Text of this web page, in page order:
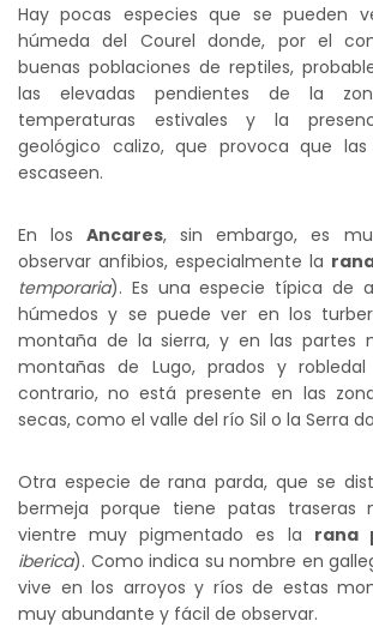
Hay pocas especies que se pueden
húmeda del Courel donde, por el
buenas poblaciones de reptiles,
las elevadas pendientes de la
temperaturas estivales y la
geológico calizo, que provoca que las
escaseen.
En los Ancares, sin embargo, es
observar anfibios, especialmente la
temporaria). Es una especie típica de
húmedos y se puede ver en los
montaña de la sierra, y en las partes
montañas de Lugo, prados y
contrario, no está presente en las
secas, como el valle del río Sil o la Serra
Otra especie de rana parda, que se
bermeja porque tiene patas traseras
vientre muy pigmentado es la rana
iberica). Como indica su nombre en
vive en los arroyos y ríos de estas
muy abundante y fácil de observar.